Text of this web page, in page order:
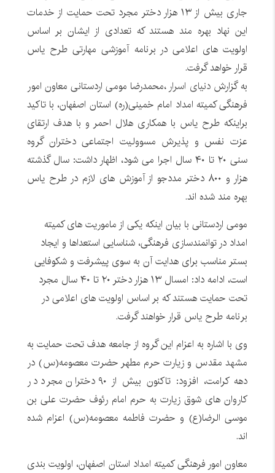
جاری بیش از ۱۳ هزار دختر مجرد تحت حمایت از خدمات
این نهاد بهره مند هستند که تعدادی از ایشان بر اساس
اولویت های اعلامی در برنامه آموزشی مهارتی طرح یاس
قرار خواهد گرفت.
به گزارش دنیای اسرار ،محمدرضا مومی اردستانی معاون امور
فرهنگی کمیته امداد امام خمینی(ره) استان اصفهان، با تاکید
براینکه طرح یاس با همکاری هلال احمر و با هدف ارتقای
عزت نفس و پذیرش مسوولیت اجتماعی دختران گروه
سنی ۲۰ تا ۴۰ سال اجرا می شود، اظهار داشت: سال گذشته
هزار و ۸۰۰ دختر مددجو از آموزش های لازم در طرح یاس
بهره مند شده اند.
مومی اردستانی با بیان اینکه یکی از ماموریت های کمیته
امداد در توانمندسازی فرهنگی، شناسایی استعداها و ایجاد
بستر مناسب برای هدایت آن به سوی پیشرفت و شکوفایی
است، ادامه داد: امسال ۱۳ هزار دختر ۲۰ تا ۴۰ سال مجرد
تحت حمایت هستند که بر اساس اولویت های اعلامی در
برنامه طرح یاس قرار خواهند گرفت.
وی با اشاره به اعزام این گروه از جامعه هدف تحت حمایت به
مشهد مقدس و زیارت حرم مطهر حضرت معصومه(س) در
دهه کرامت، افزود: تاکنون بیش از ۹۰ دختران مجرد در
کاروان های شوق زیارت به حرم امام رئوف حضرت علی بن
موسی الرضا(ع) و حضرت فاطمه معصومه(س) اعزام شده
اند.
معاون امور فرهنگی کمیته امداد استان اصفهان، اولویت بندی